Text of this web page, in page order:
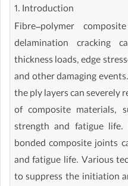
1. Introduction
Fibre–polymer
delamination cracking
thickness loads, edge
and other damaging
the ply layers can severely
of composite materials,
strength and fatigue life.
bonded composite joints
and fatigue life. Various
to suppress the initiation